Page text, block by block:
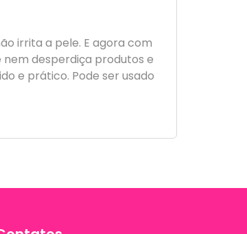
irrita a pele. E agora com
nem desperdiça produtos e
e prático. Pode ser usado